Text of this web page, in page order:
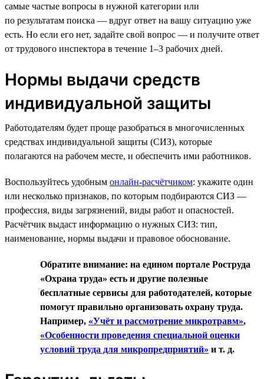
самые частые вопросы в нужной категории или
по результатам поиска — вдруг ответ на вашу ситуацию уже
есть. Но если его нет, задайте свой вопрос — и получите ответ
от трудового инспектора в течение 1–3 рабочих дней.
Нормы выдачи средств
индивидуальной защиты
Работодателям будет проще разобраться в многочисленных
средствах индивидуальной защиты (СИЗ), которые
полагаются на рабочем месте, и обеспечить ими работников.
Воспользуйтесь удобным онлайн-расчётчиком: укажите один
или несколько признаков, по которым подбираются СИЗ —
профессия, виды загрязнений, виды работ и опасностей.
Расчётчик выдаст информацию о нужных СИЗ: тип,
наименование, нормы выдачи и правовое обоснование.
Обратите внимание: на едином портале Роструда
«Охрана труда» есть и другие полезные
бесплатные сервисы для работодателей, которые
помогут правильно организовать охрану труда.
Например, «Учёт и рассмотрение микротравм»,
«Особенности проведения специальной оценки
условий труда для микропредприятий» и т. д.